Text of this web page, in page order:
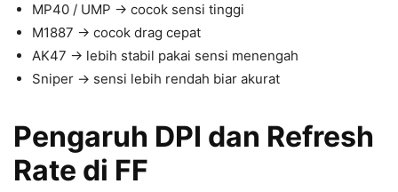
MP40 / UMP → cocok sensi tinggi
M1887 → cocok drag cepat
AK47 → lebih stabil pakai sensi menengah
Sniper → sensi lebih rendah biar akurat
Pengaruh DPI dan Refresh
Rate di FF